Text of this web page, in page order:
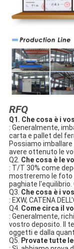
RFQ
Q1. Che cosa è i
: Generalmente,
carta e pallet del
Possiamo
avere ottenuto le
Q2. Che cosa è le
: T/T 30% come
mostreremo le foto
paghiate
Q3. Che cosa è i
: EXW, CATENA
Q4. Come circa il
: Generalmente,
vostro deposito. Il
oggetti e dalla
Q5. Provate tutte